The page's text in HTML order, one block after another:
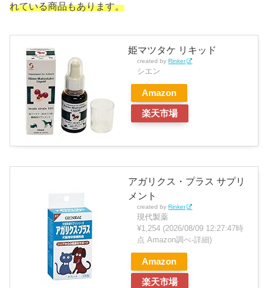
れている商品もあります。
姫マツタケ リキッド
created byRinker
シエン
Amazon
楽天市場
アガリクス・プラス サプリ
メント
created byRinker
現代製薬
¥1,254 (2026/08/09 12:27:47時
点 Amazon調べ-詳細)
Amazon
楽天市場